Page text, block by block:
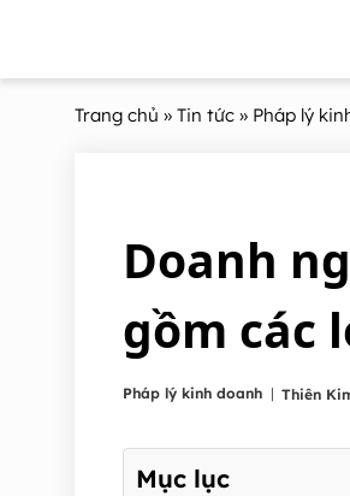
Trang chủ » Tin tức » Pháp lý
Doanh
gồm các
Pháp lý kinh doanh | Thiên
Mục lục